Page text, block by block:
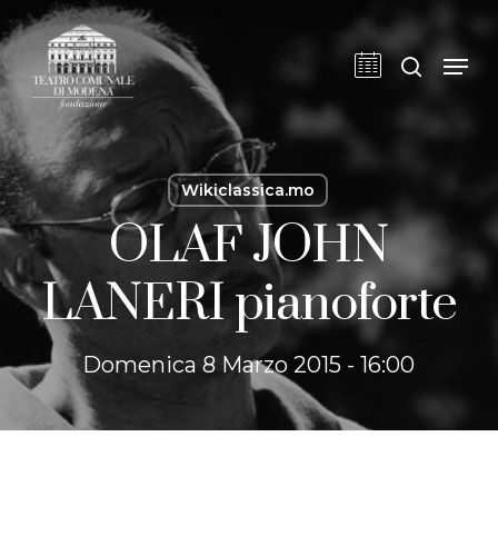
Skip
to
main
content
Wikiclassica.mo
OLAF JOHN
LANERI pianoforte
Domenica 8 Marzo 2015 - 16:00